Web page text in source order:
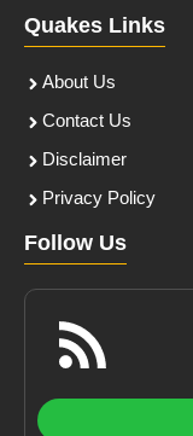
Quakes Links
About Us
Contact Us
Disclaimer
Privacy Policy
Follow Us